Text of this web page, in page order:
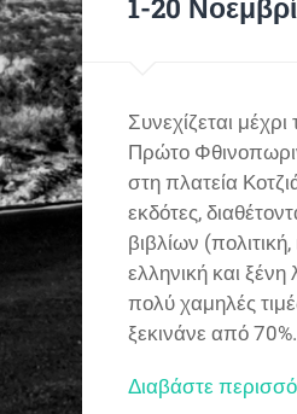
1-20
Συνεχίζεται
Πρώτο
στη πλατεία
εκδότες,
βιβλίων (πολιτική,
ελληνική και
πολύ χαμηλές
ξεκινάνε από
Διαβάστε